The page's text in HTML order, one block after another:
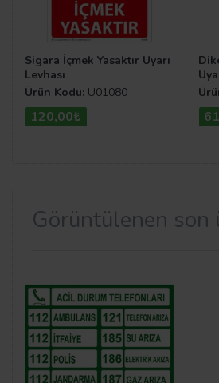
Sigara İçmek Yasaktır Uyarı
Levhası
Ürün Kodu: U01080
120,00₺
Görüntülenen son